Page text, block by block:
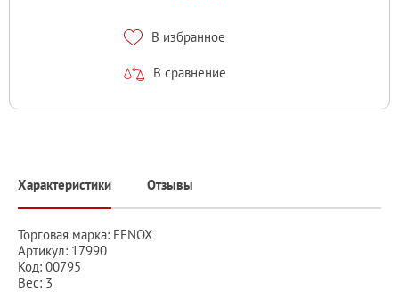
В избранное
В сравнение
Характеристики Отзывы
Торговая марка: FENOX
Артикул: 17990
Код: 00795
Вес: 3